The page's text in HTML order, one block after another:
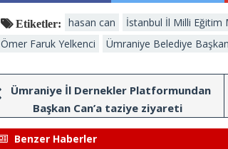
Etiketler: hasan can İstanbul İl Milli Eğitim
Ömer Faruk Yelkenci
Ümraniye Belediye
Ümraniye İl Dernekler Platformundan
Başkan Can’a taziye ziyareti
Benzer Haberler